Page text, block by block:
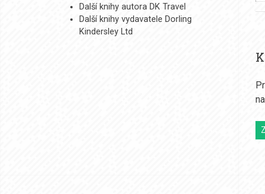
Další knihy autora DK Travel
Další knihy vydavatele Dorling
Kindersley Ltd